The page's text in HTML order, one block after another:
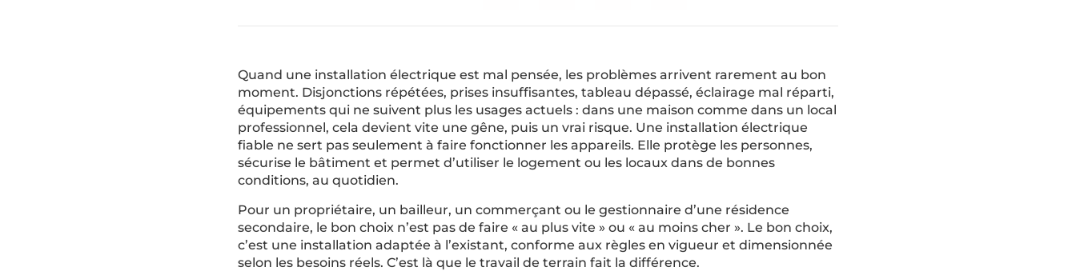
Quand une installation électrique est mal pensée, les problèmes arrivent rarement au bon
moment. Disjonctions répétées, prises insuffisantes, tableau dépassé, éclairage mal réparti,
équipements qui ne suivent plus les usages actuels : dans une maison comme dans un local
professionnel, cela devient vite une gêne, puis un vrai risque. Une installation électrique
fiable ne sert pas seulement à faire fonctionner les appareils. Elle protège les personnes,
sécurise le bâtiment et permet d’utiliser le logement ou les locaux dans de bonnes
conditions, au quotidien.
Pour un propriétaire, un bailleur, un commerçant ou le gestionnaire d’une résidence
secondaire, le bon choix n’est pas de faire « au plus vite » ou « au moins cher ». Le bon choix,
c’est une installation adaptée à l’existant, conforme aux règles en vigueur et dimensionnée
selon les besoins réels. C’est là que le travail de terrain fait la différence.